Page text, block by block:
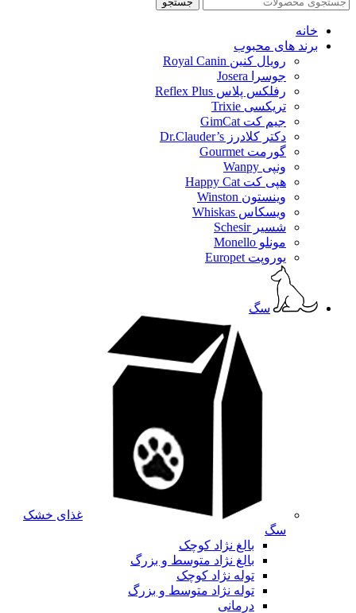
خانه
برند های محبوب
رویال کنین Royal Canin
جوسرا Josera
رفلکس پلاس Reflex Plus
تریکسی Trixie
جیم کت GimCat
دکتر کلادرز Dr.Clauder’s
گورمت Gourmet
ونپی Wanpy
هپی کت Happy Cat
وینستون Winston
ویسکاس Whiskas
شسیر Schesir
مونلو Monello
یوروپت Europet
سگ
غذای خشک
سگ
بالغ نژاد کوچک
بالغ نژاد متوسط و بزرگ
توله نژاد کوچک
توله نژاد متوسط و بزرگ
درمانی